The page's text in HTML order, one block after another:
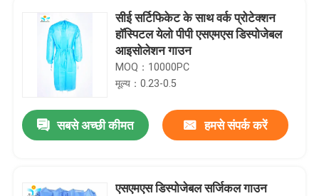
सीई सर्टिफिकेट के साथ वर्क प्रोटेक्शन
हॉस्पिटल येलो पीपी एसएमएस डिस्पोजेबल
आइसोलेशन गाउन
MOQ：10000PC
मूल्य：0.23-0.5
सबसे अच्छी कीमत हमसे संपर्क करें
एसएमएस डिस्पोजेबल सर्जिकल गाउन